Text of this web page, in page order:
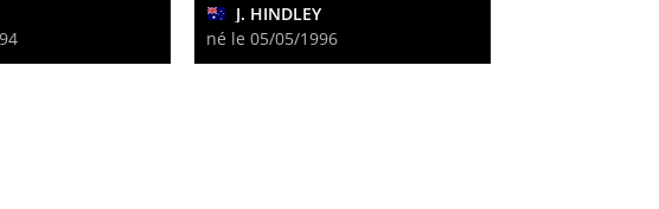
J. HINDLEY
né le 05/05/1996